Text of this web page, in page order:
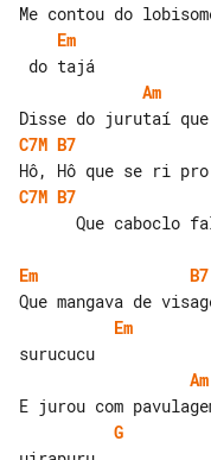
Em
Am
C7M B7
C7M B7
Em
B7
Em
Am
G